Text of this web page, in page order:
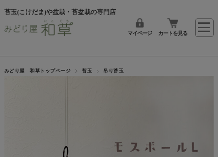
苔玉(こけだま)や盆栽・苔盆栽の専門店
マイページ カートを見る
みどり屋 和草トップページ 苔玉 吊り苔玉